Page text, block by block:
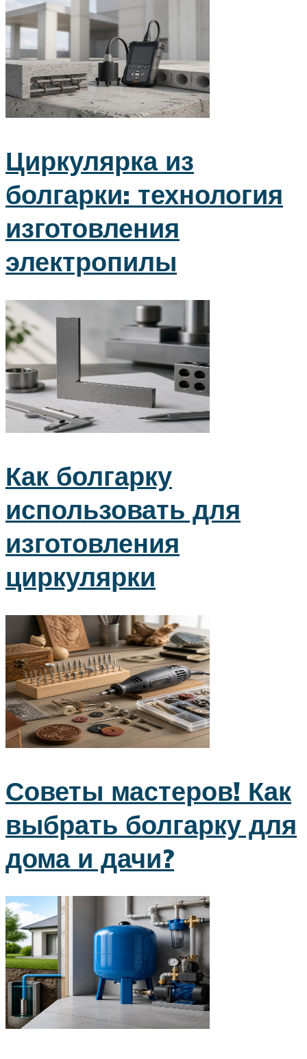
Циркулярка из
болгарки: технология
изготовления
электропилы
Как болгарку
использовать для
изготовления
циркулярки
Советы мастеров! Как
выбрать болгарку для
дома и дачи?